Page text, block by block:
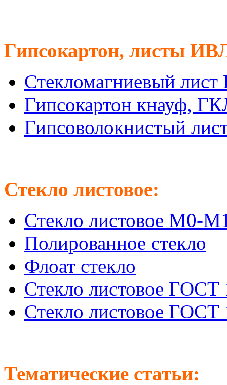
Гипсокартон, листы
Стекломагниевый
Гипсокартон кнауф,
Гипсоволокнистый
Стекло листовое:
Стекло листовое М0-
Полированное стекло
Флоат стекло
Стекло листовое ГОСТ
Стекло листовое ГОСТ
Тематические статьи: